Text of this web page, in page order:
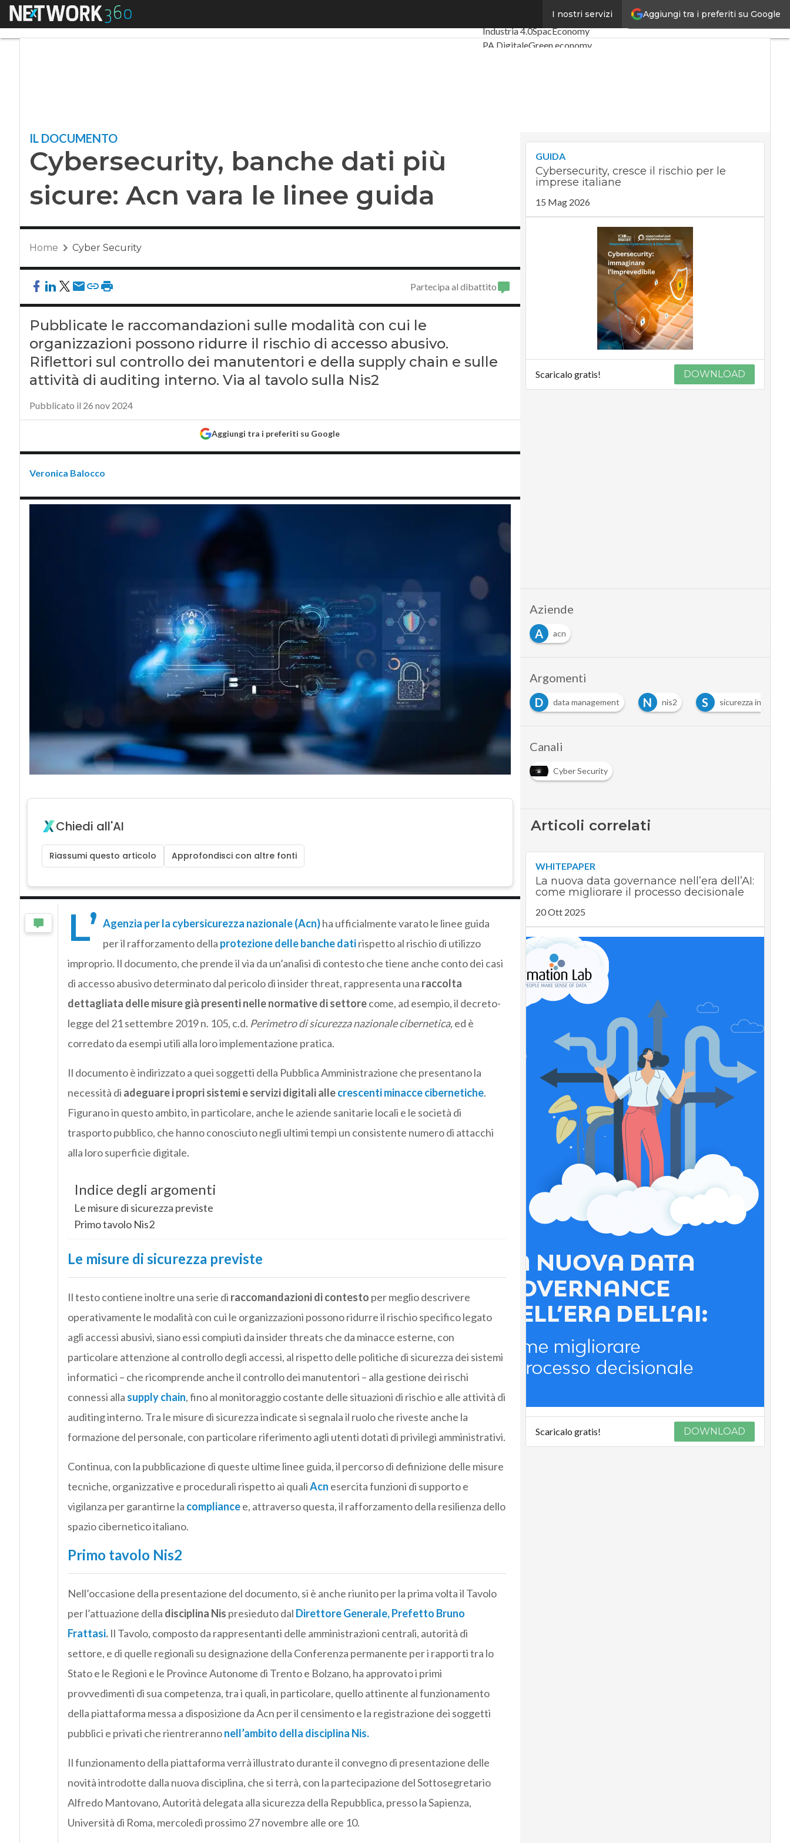
Aggiungi tra i preferiti su Google
I nostri servizi
Menu
Digital EconomyTelco
Industria 4.0SpacEconomy
PA DigitaleGreen economy
IL DOCUMENTO
Cybersecurity, banche dati più
sicure: Acn vara le linee guida
Home Cyber Security
Partecipa al dibattito
Pubblicate le raccomandazioni sulle modalità con cui le
organizzazioni possono ridurre il rischio di accesso abusivo.
Riflettori sul controllo dei manutentori e della supply chain e sulle
attività di auditing interno. Via al tavolo sulla Nis2
Pubblicato il 26 nov 2024
Aggiungi tra i preferiti su Google
Veronica Balocco
Chiedi all'AI
Riassumi questo articolo Approfondisci con altre fonti
L’ Agenzia per la cybersicurezza nazionale (Acn)ha ufficialmente varato le linee guida
per il rafforzamento della protezione delle banche datirispetto al rischio di utilizzo
improprio. Il documento, che prende il via da un’analisi di contesto che tiene anche conto dei casi
di accesso abusivo determinato dal pericolo di insider threat, rappresenta una raccolta
dettagliata delle misure già presenti nelle normative di settorecome, ad esempio, il decreto-
legge del 21 settembre 2019 n. 105, c.d. Perimetro di sicurezza nazionale cibernetica,ed è
corredato da esempi utili alla loro implementazione pratica.
Il documento è indirizzato a quei soggetti della Pubblica Amministrazione che presentano la
necessità di adeguare i propri sistemi e servizi digitali allecrescenti minacce cibernetiche.
Figurano in questo ambito, in particolare, anche le aziende sanitarie locali e le società di
trasporto pubblico, che hanno conosciuto negli ultimi tempi un consistente numero di attacchi
alla loro superficie digitale.
Indice degli argomenti
Le misure di sicurezza previste
Primo tavolo Nis2
Le misure di sicurezza previste
Il testo contiene inoltre una serie di raccomandazioni di contesto per meglio descrivere
operativamente le modalità con cui le organizzazioni possono ridurre il rischio specifico legato
agli accessi abusivi, siano essi compiuti da insider threats che da minacce esterne, con
particolare attenzione al controllo degli accessi, al rispetto delle politiche di sicurezza dei sistemi
informatici – che ricomprende anche il controllo dei manutentori – alla gestione dei rischi
connessi alla supply chain, fino al monitoraggio costante delle situazioni di rischio e alle attività di
auditing interno. Tra le misure di sicurezza indicate si segnala il ruolo che riveste anche la
formazione del personale, con particolare riferimento agli utenti dotati di privilegi amministrativi.
Continua, con la pubblicazione di queste ultime linee guida, il percorso di definizione delle misure
tecniche, organizzative e procedurali rispetto ai qualiAcn esercita funzioni di supporto e
vigilanza per garantirne la compliancee, attraverso questa, il rafforzamento della resilienza dello
spazio cibernetico italiano.
Primo tavolo Nis2
Nell’occasione della presentazione del documento, si è anche riunito per la prima volta il Tavolo
per l’attuazione della disciplina Nis presieduto dal Direttore Generale, Prefetto Bruno
Frattasi. Il Tavolo, composto da rappresentanti delle amministrazioni centrali, autorità di
settore, e di quelle regionali su designazione della Conferenza permanente per i rapporti tra lo
Stato e le Regioni e le Province Autonome di Trento e Bolzano, ha approvato i primi
provvedimenti di sua competenza, tra i quali, in particolare, quello attinente al funzionamento
della piattaforma messa a disposizione da Acn per il censimento e la registrazione dei soggetti
pubblici e privati che rientrerannonell’ambito della disciplina Nis.
Il funzionamento della piattaforma verrà illustrato durante il convegno di presentazione delle
novità introdotte dalla nuova disciplina, che si terrà, con la partecipazione del Sottosegretario
Alfredo Mantovano, Autorità delegata alla sicurezza della Repubblica, presso la Sapienza,
Università di Roma, mercoledì prossimo 27 novembre alle ore 10.
GUIDA
Cybersecurity, cresce il rischio per le
imprese italiane
15 Mag 2026
Scaricalo gratis! DOWNLOAD
Aziende
A
acn
Argomenti
D data management N nis2 S sicurezza
Canali
Cyber Security
Articoli correlati
WHITEPAPER
La nuova data governance nell’era dell’AI:
come migliorare il processo decisionale
20 Ott 2025
Scaricalo gratis! DOWNLOAD